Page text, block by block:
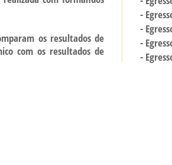
os resultados de
com os resultados de
-
-
-
-